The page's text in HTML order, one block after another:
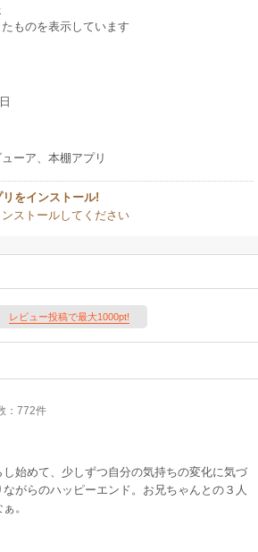
ものを表示しています
ーア、本棚アプリ
をインストール!
ストールしてください
レビュー投稿で最大1000pt!
：772件
始めて、少しずつ自分の気持ちの変化に気づ
がらのハッピーエンド。お兄ちゃんとの３人
。